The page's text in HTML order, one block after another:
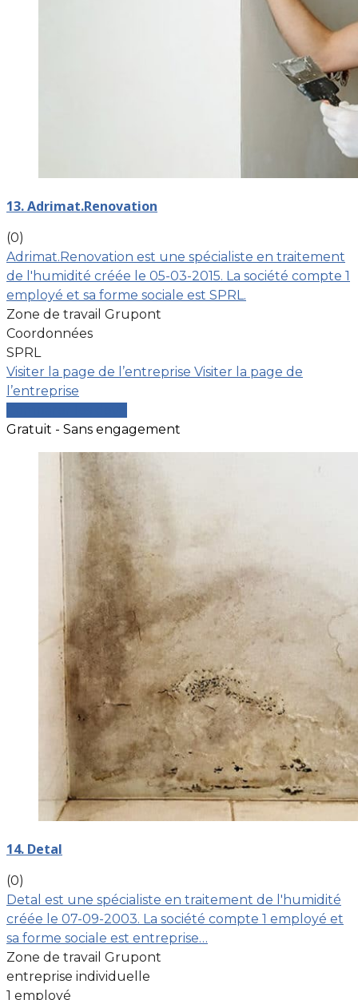
13. Adrimat.Renovation
(0)
Adrimat.Renovation est une spécialiste en traitement
de l'humidité créée le 05-03-2015. La société compte 1
employé et sa forme sociale est SPRL.
Zone de travail Grupont
Coordonnées
SPRL
Visiter la page de l’entreprise Visiter la page de
l’entreprise
Gratuit - Sans engagement
14. Detal
(0)
Detal est une spécialiste en traitement de l'humidité
créée le 07-09-2003. La société compte 1 employé et
sa forme sociale est entreprise…
Zone de travail Grupont
entreprise individuelle
1 employé